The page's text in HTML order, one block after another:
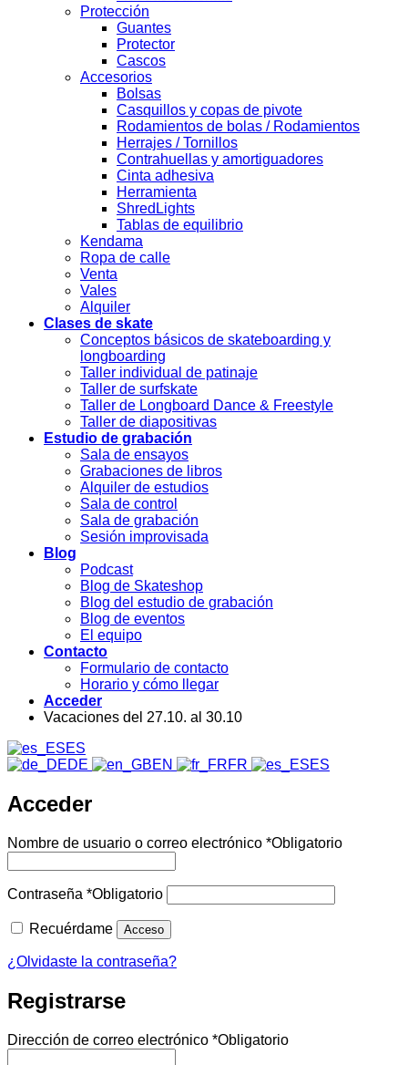
Protección
Guantes
Protector
Cascos
Accesorios
Bolsas
Casquillos y copas de pivote
Rodamientos de bolas / Rodamientos
Herrajes / Tornillos
Contrahuellas y amortiguadores
Cinta adhesiva
Herramienta
ShredLights
Tablas de equilibrio
Kendama
Ropa de calle
Venta
Vales
Alquiler
Clases de skate
Conceptos básicos de skateboarding y
longboarding
Taller individual de patinaje
Taller de surfskate
Taller de Longboard Dance & Freestyle
Taller de diapositivas
Estudio de grabación
Sala de ensayos
Grabaciones de libros
Alquiler de estudios
Sala de control
Sala de grabación
Sesión improvisada
Blog
Podcast
Blog de Skateshop
Blog del estudio de grabación
Blog de eventos
El equipo
Contacto
Formulario de contacto
Horario y cómo llegar
Acceder
Vacaciones del 27.10. al 30.10
ES
DE
EN FR ES
Acceder
Nombre de usuario o correo electrónico *Obligatorio
Contraseña *Obligatorio
Recuérdame Acceso
¿Olvidaste la contraseña?
Registrarse
Dirección de correo electrónico *Obligatorio